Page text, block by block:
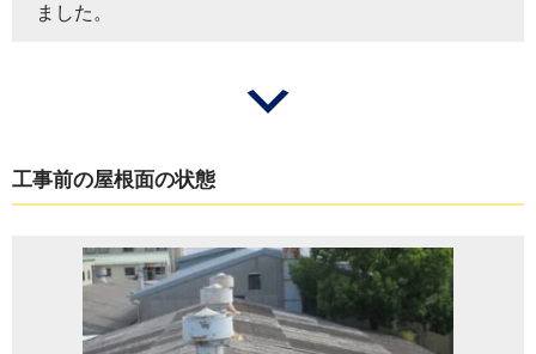
ました。
工事前の屋根面の状態